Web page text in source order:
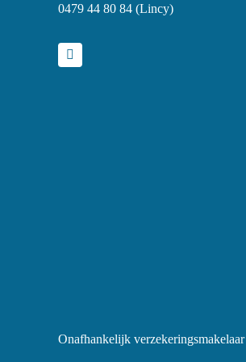
0479 44 80 84 (Lincy)
Onafhankelijk verzekeringsmakelaar